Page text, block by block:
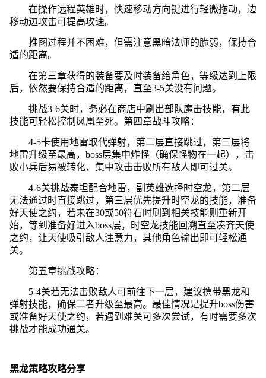
在操作远程英雄时，快速移动方向键进行轻微拖动，边
移动边攻击可提高攻速。
推图过程并不困难，但需注意黑暗法师的脆弱，保持合
适的距离。
在第三章获得的装备要及时装备给角色，等级达到上限
后，依然要保持合适的距离，直至3-5关没有问题。
挑战3-6关时，务必在商店中刷出部队魔击技能，有此
技能可轻松控制凤凰至死。第四章战斗攻略：
4-5卡使用地雷取代弹射，第二层直接跳过，第三层将
地雷升级至最高，boss层集中炸怪（确保怪物在一起），击
败小兵后易被转化，集中攻击击败所有敌人即可过关。
4-6关挑战泰坦配合地雷，副英雄选择时空龙，第二层
无法通过时直接跳过，第三层优先提升时空龙的技能，准备
好天使之约，若未在30或50符石时刷到相关技能则重新开
始，等到准备好进入boss层，时空龙技能回溯直至凑齐天使
之约，让天使吸引敌人注意力，其他角色输出即可轻松通
关。
第五章挑战攻略：
5-4关若无法击败敌人可前往下一层，建议携带黑龙和
弹射技能，确保二者升级至最高。最佳情况是提升boss伤害
或准备好天使之约，若遇到难关可多次尝试，有时需要多次
挑战才能成功通关。
黑龙策略攻略分享